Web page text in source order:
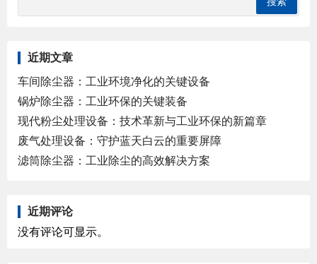
近期文章
车间除尘器：工业环境净化的关键设备
锅炉除尘器：工业环保的关键装备
现代粉尘处理设备：技术革新与工业环保的新篇章
废气处理设备：守护蓝天白云的重要屏障
滤筒除尘器：工业除尘的高效解决方案
近期评论
没有评论可显示。